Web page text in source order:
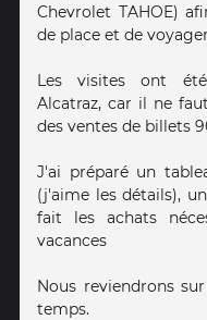
Chevrolet TAHOE)
de place et de
Les visites ont été
Alcatraz, car il ne
des ventes de billets
J'ai préparé un
(j'aime les détails),
fait les achats
vacances
Nous reviendrons
temps.